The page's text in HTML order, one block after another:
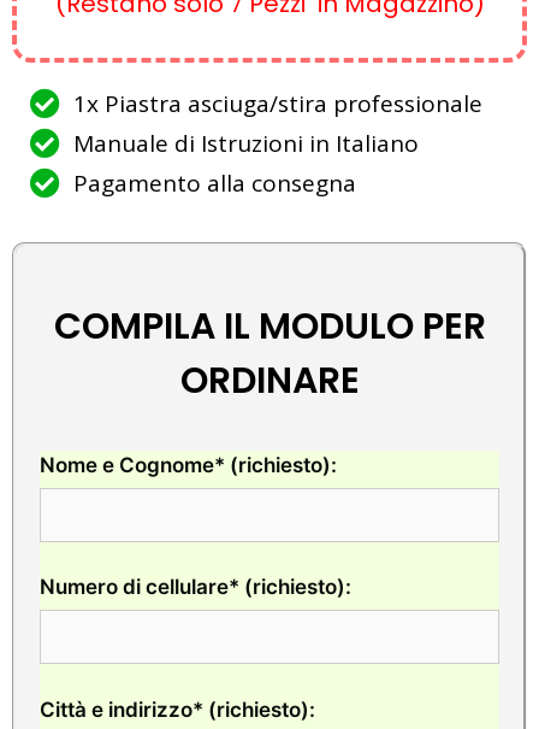
1x Piastra asciuga/stira professionale
Manuale di Istruzioni in Italiano
Pagamento alla consegna
COMPILA IL MODULO PER
ORDINARE
Nome e Cognome* (richiesto):
Numero di cellulare* (richiesto):
Città e indirizzo* (richiesto):